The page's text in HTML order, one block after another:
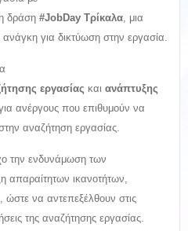
δράση #JobDay Τρίκαλα, μια
για δικτύωση στην εργασία.
εργασίας και ανάπτυξης
ανέργους που επιθυμούν να
στην αναζήτηση εργασίας.
την ενδυνάμωση των
απαραίτητων ικανοτήτων,
να αντεπεξέλθουν στις
της αναζήτησης εργασίας.